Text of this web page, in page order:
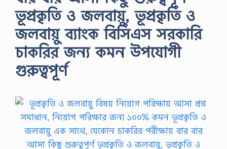
ভূপ্রকৃতি ও জলবায়ু, ভূপ্রকৃতি ও
জলবায়ু ব্যাংক বিসিএস সরকারি
চাকরির জন্য কমন উপযোগী
গুরুত্বপূর্ণ